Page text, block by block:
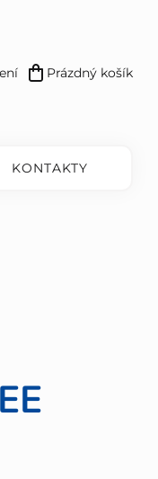
Nákupní
Prázdný košík
KONTAKTY